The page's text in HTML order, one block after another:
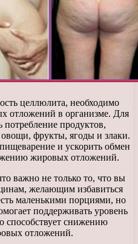
целлюлита, необходимо
отложений в организме. Для
потребление продуктов,
овощи, фрукты, ягоды и злаки.
и ускорить обмен
жировых отложений.
важно не только то, что вы
желающим избавиться
маленькими порциями, но
поддерживать уровень
способствует снижению
отложений.